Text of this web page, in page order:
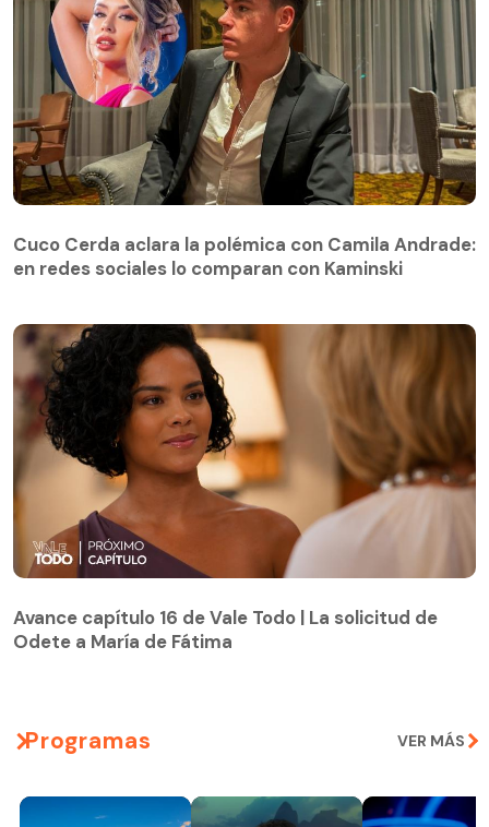
Cuco Cerda aclara la polémica con Camila Andrade:
en redes sociales lo comparan con Kaminski
Odete a María de Fátima
Avance capítulo 16 de Vale Todo | La solicitud de
Odete a María de Fátima
Programas VER MÁS